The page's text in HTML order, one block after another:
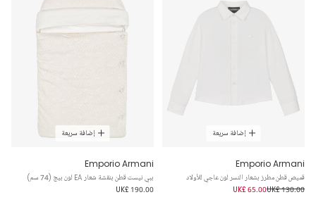
إضافة سريعة
Emporio Armani
قميص قطن مطرز بشعار النسر لون عاجي للأولاد
UK£ 130.00
UK£ 65.00
إضافة سريعة
Emporio Armani
ببي نيست قطن بنقشة شعار EA لون بيج (74 سم)
UK£ 190.00